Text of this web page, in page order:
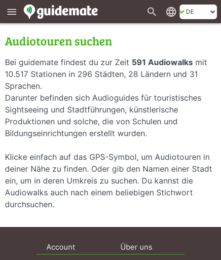
menu search language
Audiotouren suchen
Bei guidemate findest du zur Zeit 591 Audiowalks mit
10.517 Stationen in 296 Städten, 28 Ländern und 31
Sprachen.
Darunter befinden sich Audioguides für touristisches
Sightseeing und Stadtführungen, künstlerische
Produktionen und solche, die von Schulen und
Bildungseinrichtungen erstellt wurden.
Klicke einfach auf das GPS-Symbol, um Audiotouren in
deiner Nähe zu finden. Oder gib den Namen einer Stadt
ein, um in deren Umkreis zu suchen. Du kannst die
Audiowalks auch nach einem beliebigen Stichwort
durchsuchen.
Account Über uns